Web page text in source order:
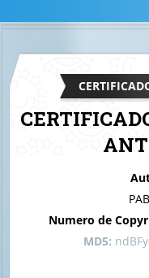
Numero de
MD5: